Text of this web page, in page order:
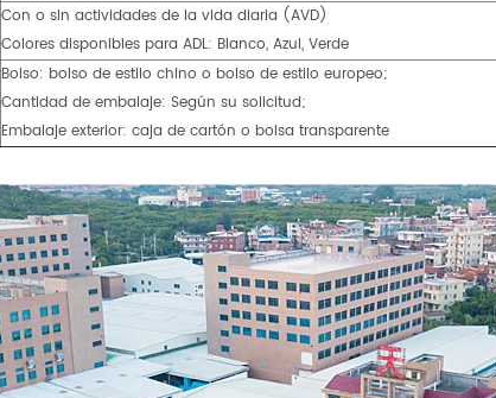
Con o sin actividades de la vida diaria (AVD)
Colores disponibles para ADL: Blanco, Azul, Verde
Bolso: bolso de estilo chino o bolso de estilo europeo;
Cantidad de embalaje: Según su solicitud;
Embalaje exterior: caja de cartón o bolsa transparente